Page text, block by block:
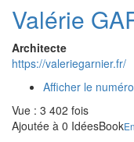
Valérie
Architecte
https://valeriegarnier.fr/
Afficher le numéro
Vue : 3 402 fois
Ajoutée à 0 IdéesBook